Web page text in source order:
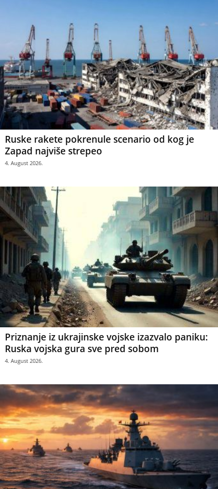
Ruske rakete pokrenule scenario od kog je
Zapad najviše strepeo
4. August 2026.
Priznanje iz ukrajinske vojske izazvalo paniku:
Ruska vojska gura sve pred sobom
4. August 2026.